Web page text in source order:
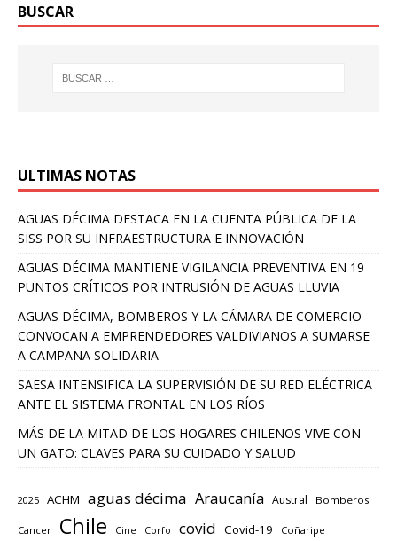
BUSCAR
ULTIMAS NOTAS
AGUAS DÉCIMA DESTACA EN LA CUENTA PÚBLICA DE LA
SISS POR SU INFRAESTRUCTURA E INNOVACIÓN
AGUAS DÉCIMA MANTIENE VIGILANCIA PREVENTIVA EN 19
PUNTOS CRÍTICOS POR INTRUSIÓN DE AGUAS LLUVIA
AGUAS DÉCIMA, BOMBEROS Y LA CÁMARA DE COMERCIO
CONVOCAN A EMPRENDEDORES VALDIVIANOS A SUMARSE
A CAMPAÑA SOLIDARIA
SAESA INTENSIFICA LA SUPERVISIÓN DE SU RED ELÉCTRICA
ANTE EL SISTEMA FRONTAL EN LOS RÍOS
MÁS DE LA MITAD DE LOS HOGARES CHILENOS VIVE CON
UN GATO: CLAVES PARA SU CUIDADO Y SALUD
2025 ACHM aguas décima Araucanía Austral Bomberos
Cancer Chile Cine Corfo covid Covid-19 Coñaripe